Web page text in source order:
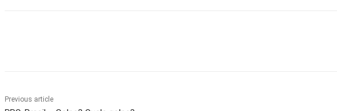
Previous article